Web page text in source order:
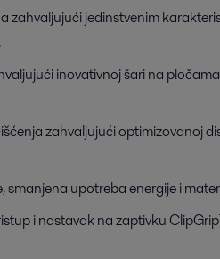
zahvaljujući jedinstvenim
inovativnoj šari na
zahvaljujući optimizovanoj
upotreba energije i
i nastavak na zaptivku